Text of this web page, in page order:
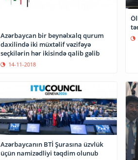
Azərbaycan bir beynəlxalq qurum
daxilində iki müxtəlif vəzifəyə
seçkilərin hər ikisində qalib gəlib
14-11-2018
Azərbaycanın BTİ Şurasına üzvlük
üçün namizədliyi təqdim olunub